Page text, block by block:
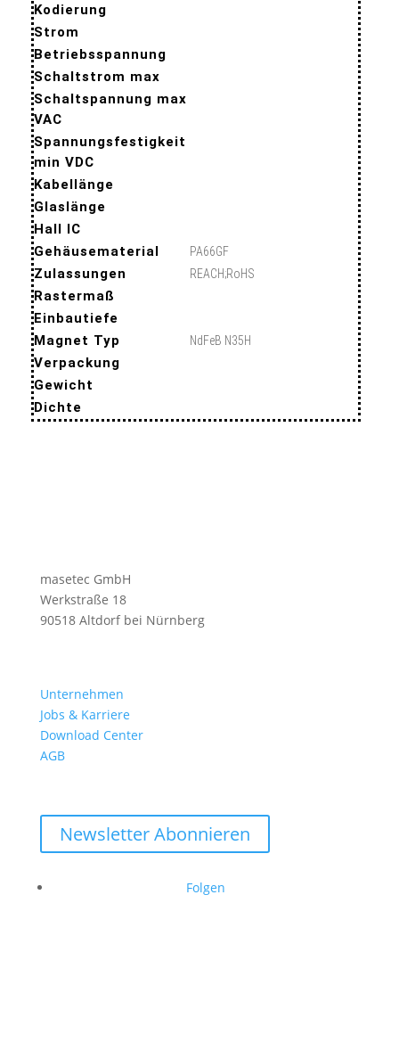
Kodierung
Strom
Betriebsspannung
Schaltstrom max
Schaltspannung max
VAC
Spannungsfestigkeit
min VDC
Kabellänge
Glaslänge
Hall IC
Gehäusematerial
PA66GF
Zulassungen REACH;RoHS
Rastermaß
Einbautiefe
Magnet Typ
NdFeB N35H
Verpackung
Gewicht
Dichte
masetec GmbH
Werkstraße 18
90518 Altdorf bei Nürnberg
Unternehmen
Jobs & Karriere
Download Center
AGB
Newsletter Abonnieren
Folgen